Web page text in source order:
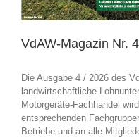
VdAW-Magazin Nr.
Die Ausgabe 4 / 2026 des
landwirtschaftliche
Motorgeräte-Fachhandel
entsprechenden
Betriebe und an alle